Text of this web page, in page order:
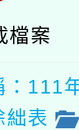
檔案
：111
絀表